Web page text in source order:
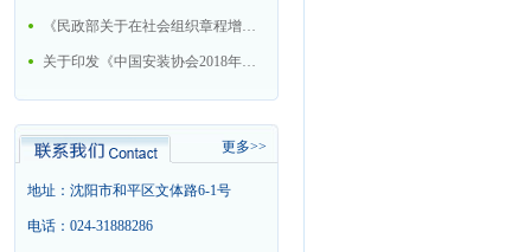
《民政部关于在社会组织章程增加党的建设和社会主义核心价值观有关内容通知》的解读
关于印发《中国安装协会2018年工作要点》的通知
更多>>
地址：沈阳市和平区文体路6-1号
电话：024-31888286